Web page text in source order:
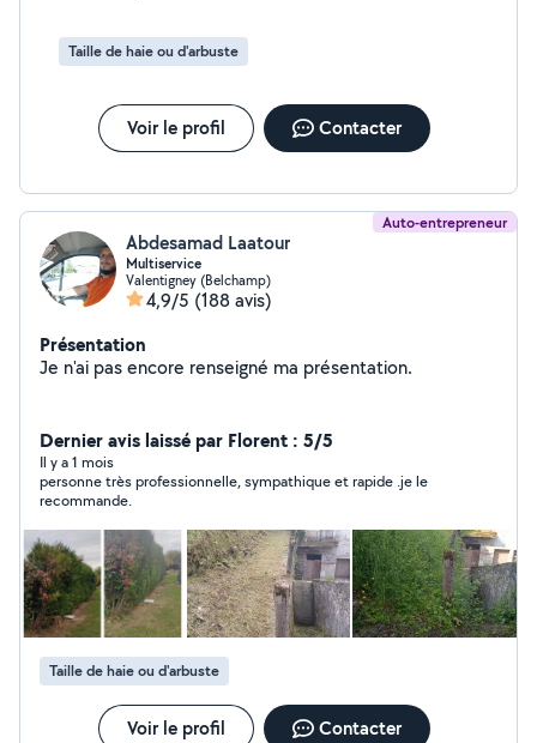
Taille de haie ou d'arbuste
Voir le profil Contacter
Auto-entrepreneur
Abdesamad Laatour
Multiservice
Valentigney (Belchamp)
4,9/5 (188 avis)
Présentation
Je n'ai pas encore renseigné ma présentation.
Dernier avis laissé par Florent : 5/5
Il y a 1 mois
personne très professionnelle, sympathique et rapide .je le
recommande.
Taille de haie ou d'arbuste
Voir le profil Contacter